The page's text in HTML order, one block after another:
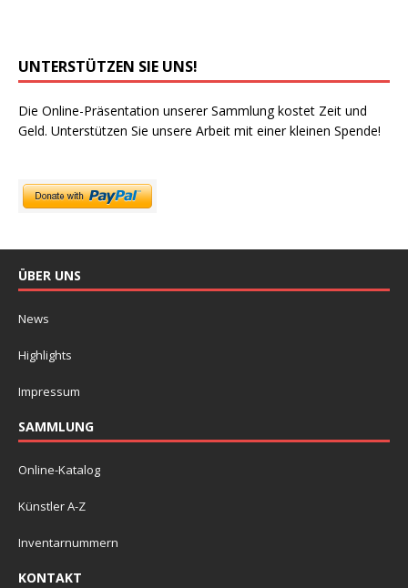
UNTERSTÜTZEN SIE UNS!
Die Online-Präsentation unserer Sammlung kostet Zeit und
Geld. Unterstützen Sie unsere Arbeit mit einer kleinen Spende!
ÜBER UNS
News
Highlights
Impressum
SAMMLUNG
Online-Katalog
Künstler A-Z
Inventarnummern
KONTAKT